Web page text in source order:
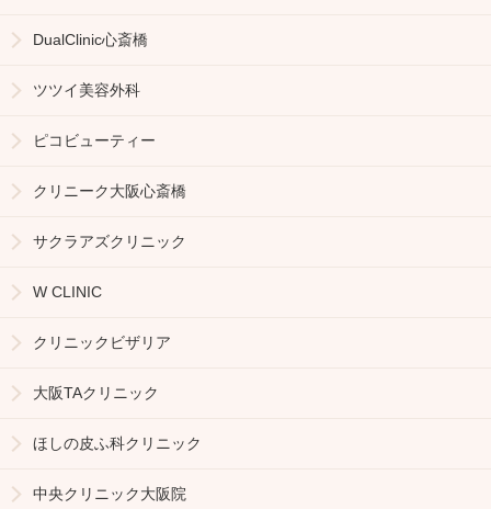
DualClinic心斎橋
ツツイ美容外科
ピコビューティー
クリニーク大阪心斎橋
サクラアズクリニック
W CLINIC
クリニックビザリア
大阪TAクリニック
ほしの皮ふ科クリニック
中央クリニック大阪院